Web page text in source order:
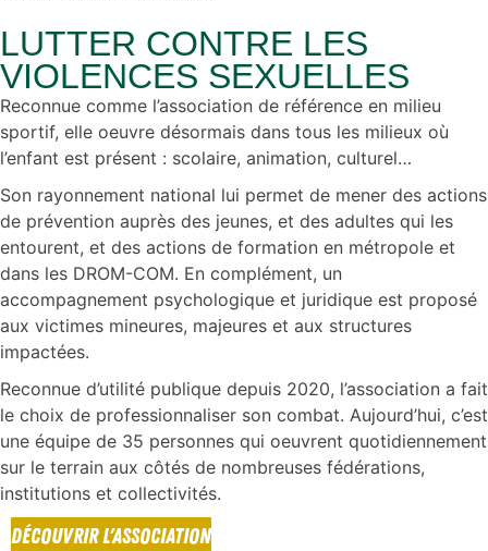
LUTTER CONTRE LES
VIOLENCES SEXUELLES
Reconnue comme l’association de référence en milieu
sportif, elle oeuvre désormais dans tous les milieux où
l’enfant est présent : scolaire, animation, culturel…
Son rayonnement national lui permet de mener des actions
de prévention auprès des jeunes, et des adultes qui les
entourent, et des actions de formation en métropole et
dans les DROM-COM. En complément, un
accompagnement psychologique et juridique est proposé
aux victimes mineures, majeures et aux structures
impactées.
Reconnue d’utilité publique depuis 2020, l’association a fait
le choix de professionnaliser son combat. Aujourd’hui, c’est
une équipe de 35 personnes qui oeuvrent quotidiennement
sur le terrain aux côtés de nombreuses fédérations,
institutions et collectivités.
DÉCOUVRIR L'ASSOCIATION